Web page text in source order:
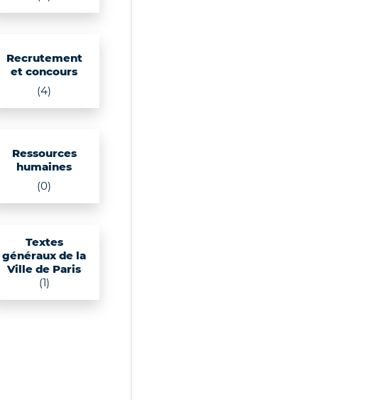
Recrutement
et concours
(4)
Ressources
humaines
(0)
Textes
généraux de la
Ville de Paris
(1)